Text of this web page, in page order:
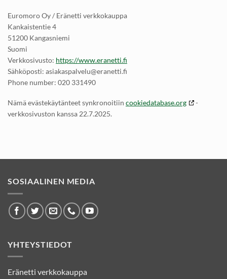
Euromoro Oy / Eränetti verkkokauppa
Kankaistentie 4
51200 Kangasniemi
Suomi
Verkkosivusto: https://www.eranetti.fi
Sähköposti: asiakaspalvelu@eranetti.fi
Phone number: 020 331490
Nämä evästekäytänteet synkronoitiin cookiedatabase.org
-
verkkosivuston kanssa 22.7.2025.
SOSIAALINEN MEDIA
YHTEYSTIEDOT
Eränetti verkkokauppa